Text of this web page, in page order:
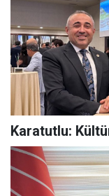
Karatutlu: